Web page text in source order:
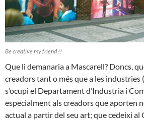
Be creative my friend !!
Que li demanaria a Mascarell? Doncs,
creadors tant o més que a les industries
s’ocupi el Departament d’Industria i
especialment als creadors que aporten
actual a partir del seu art; que cedeixi al